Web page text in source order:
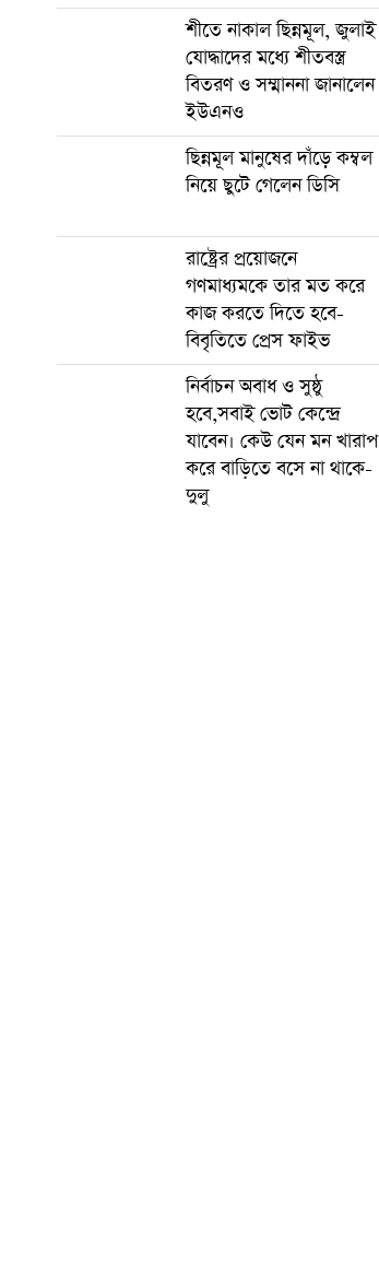
শীতে নাকাল ছিন্নমূল, জুলাই
যোদ্ধাদের মধ্যে শীতবস্ত্র
বিতরণ ও সম্মাননা জানালেন
ইউএনও
ছিন্নমূল মানুষের দাঁড়ে কম্বল
নিয়ে ছুটে গেলেন ডিসি
রাষ্ট্রের প্রয়োজনে
গণমাধ্যমকে তার মত করে
কাজ করতে দিতে হবে-
বিবৃতিতে প্রেস ফাইভ
নির্বাচন অবাধ ও সুষ্ঠু
হবে,সবাই ভোট কেন্দ্রে
যাবেন। কেউ যেন মন খারাপ
করে বাড়িতে বসে না থাকে-
দুলু